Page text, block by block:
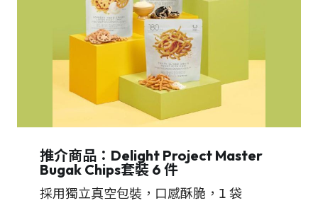
推介商品：Delight Project Master
Bugak Chips套裝 6 件
採用獨立真空包裝，口感酥脆，1 袋